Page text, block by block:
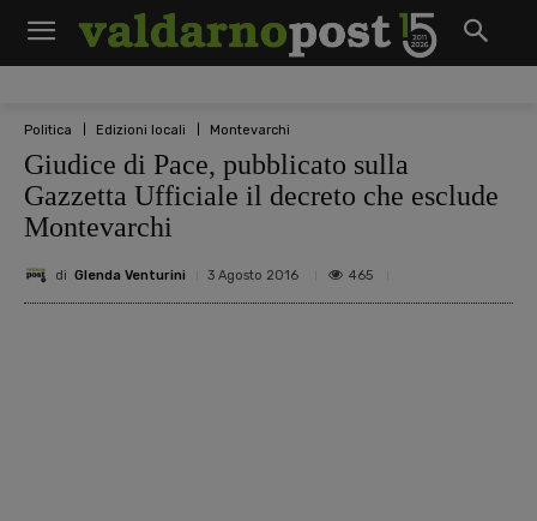
Politica Edizioni locali Montevarchi
Giudice di Pace, pubblicato sulla
Gazzetta Ufficiale il decreto che esclude
Montevarchi
di Glenda Venturini 3 Agosto 2016 465